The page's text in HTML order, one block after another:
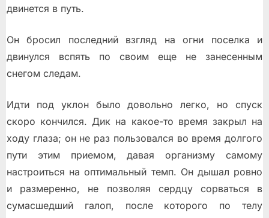
двинется в путь.
Он бросил последний взгляд на огни поселка и
двинулся вспять по своим еще не занесенным
снегом следам.
Идти под уклон было довольно легко, но спуск
скоро кончился. Дик на какое-то время закрыл на
ходу глаза; он не раз пользовался во время долгого
пути этим приемом, давая организму самому
настроиться на оптимальный темп. Он дышал ровно
и размеренно, не позволяя сердцу сорваться в
сумасшедший галоп, после которого по телу